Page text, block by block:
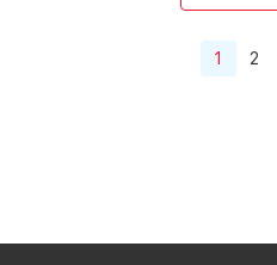
1 2